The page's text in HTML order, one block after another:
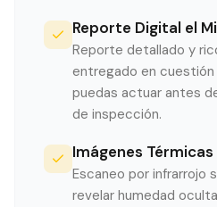
Reporte Digital el
Reporte detallado y
entregado en cuestión
puedas actuar antes
de inspección.
Imágenes
Escaneo por infrarrojo
revelar humedad